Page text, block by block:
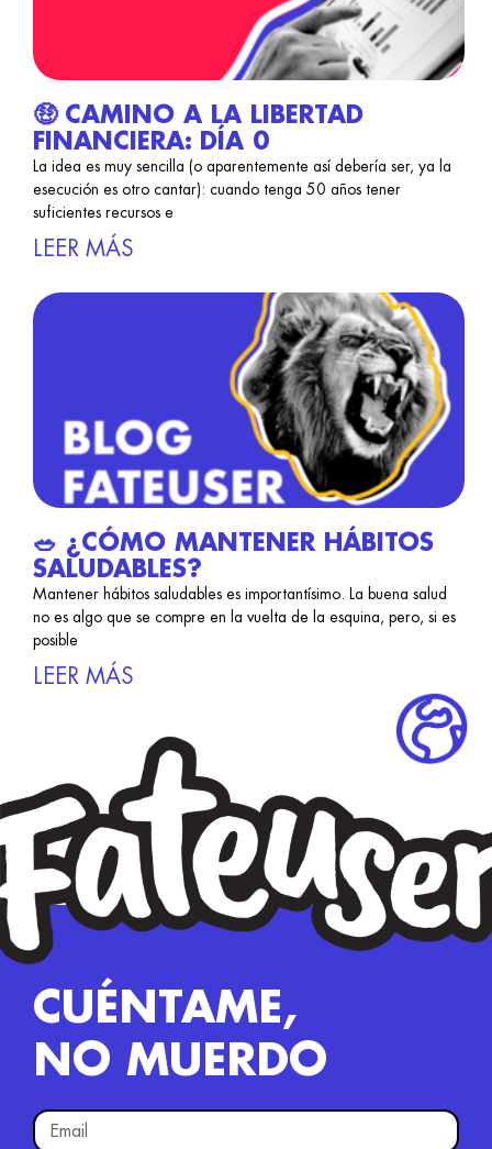
🤑 CAMINO A LA LIBERTAD
FINANCIERA: DÍA 0
La idea es muy sencilla (o aparentemente así debería ser, ya la
esecución es otro cantar): cuando tenga 50 años tener
suficientes recursos e
LEER MÁS
🥗 ¿CÓMO MANTENER HÁBITOS
SALUDABLES?
Mantener hábitos saludables es importantísimo. La buena salud
no es algo que se compre en la vuelta de la esquina, pero, si es
posible
LEER MÁS
CUÉNTAME,
NO MUERDO